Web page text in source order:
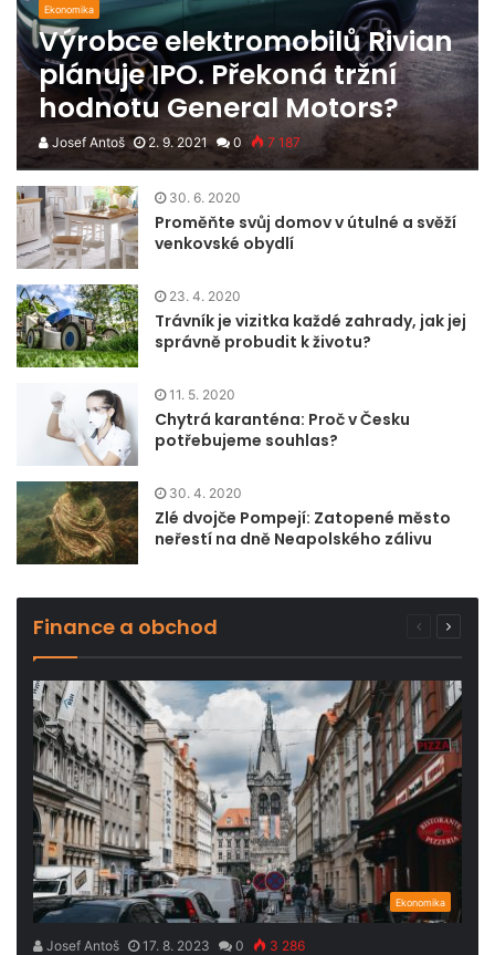
Ekonomika
Výrobce elektromobilů Rivian
plánuje IPO. Překoná tržní
hodnotu General Motors?
Josef Antoš 2. 9. 2021 0 7 187
30. 6. 2020
Proměňte svůj domov v útulné a svěží
venkovské obydlí
23. 4. 2020
Trávník je vizitka každé zahrady, jak jej
správně probudit k životu?
11. 5. 2020
Chytrá karanténa: Proč v Česku
potřebujeme souhlas?
30. 4. 2020
Zlé dvojče Pompejí: Zatopené město
neřestí na dně Neapolského zálivu
Finance a obchod
Předchozí
Další
Ekonomika
Josef Antoš 17. 8. 2023 0 3 286